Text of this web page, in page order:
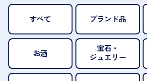
すべて ブランド品
お酒
宝石・
ジュエリー